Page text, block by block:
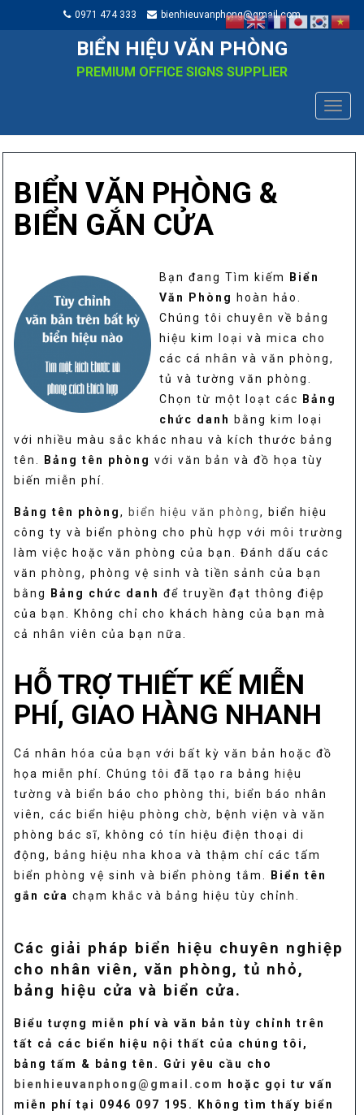
0971 474 333 bienhieuvanphong@gmail.com
BIỂN HIỆU VĂN PHÒNG
PREMIUM OFFICE SIGNS SUPPLIER
BIỂN VĂN PHÒNG &
BIỂN GẮN CỬA
Bạn đang Tìm kiếm
Biển
Văn Phòng
hoàn hảo.
Chúng tôi chuyên về bảng
hiệu kim loại và mica cho
các cá nhân và văn phòng,
tủ và tường văn phòng.
Chọn từ một loạt các
Bảng
chức danh
bằng kim loại
với nhiều màu sắc khác nhau và kích thước bảng
tên.
Bảng tên phòng với văn bản và đồ họa tùy
biến miễn phí.
Bảng tên phòng, biển hiệu văn phòng, biển hiệu
công ty và biển phòng cho phù hợp với môi trường
làm việc hoặc văn phòng của bạn. Đánh dấu các
văn phòng, phòng vệ sinh và tiền sảnh của bạn
bằng
Bảng chức danh để truyền đạt thông điệp
của bạn. Không chỉ cho khách hàng của bạn mà
cả nhân viên của bạn nữa.
HỖ TRỢ THIẾT KẾ MIỄN
PHÍ, GIAO HÀNG NHANH
Cá nhân hóa của bạn với bất kỳ văn bản hoặc đồ
họa miễn phí. Chúng tôi đã tạo ra bảng hiệu
tường và biển báo cho phòng thi, biển báo nhân
viên, các biển hiệu phòng chờ, bệnh viện và văn
phòng bác sĩ, không có tín hiệu điện thoại di
động, bảng hiệu nha khoa và thậm chí các tấm
biển phòng vệ sinh và biển phòng tắm.
Biển tên
gắn cửachạm khắc và bảng hiệu tùy chỉnh.
Các giải pháp biển hiệu chuyên nghiệp
cho nhân viên, văn phòng, tủ nhỏ,
bảng hiệu cửa và biển cửa.
Biểu tượng miễn phí và văn bản tùy chỉnh trên
tất cả các biển hiệu nội thất của chúng tôi,
bảng tấm & bảng tên. Gửi yêu cầu cho
bienhieuvanphong@gmail.com
hoặc gọi tư vấn
miễn phí tại 0946 097 195. Không tìm thấy biển